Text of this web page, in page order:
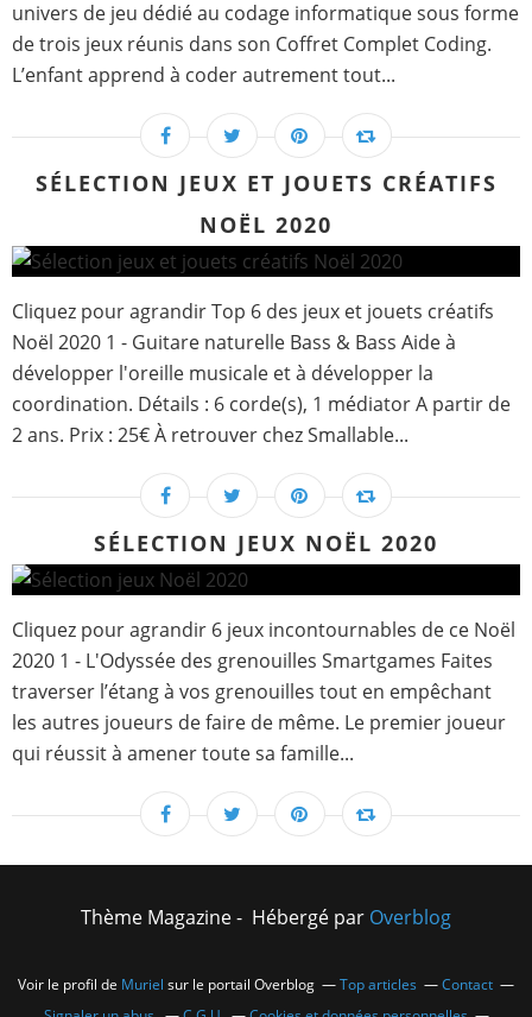
univers de jeu dédié au codage informatique sous forme
de trois jeux réunis dans son Coffret Complet Coding.
L’enfant apprend à coder autrement tout...
SÉLECTION JEUX ET JOUETS CRÉATIFS
NOËL 2020
Cliquez pour agrandir Top 6 des jeux et jouets créatifs
Noël 2020 1 - Guitare naturelle Bass & Bass Aide à
développer l'oreille musicale et à développer la
coordination. Détails : 6 corde(s), 1 médiator A partir de
2 ans. Prix : 25€ À retrouver chez Smallable...
SÉLECTION JEUX NOËL 2020
Cliquez pour agrandir 6 jeux incontournables de ce Noël
2020 1 - L'Odyssée des grenouilles Smartgames Faites
traverser l’étang à vos grenouilles tout en empêchant
les autres joueurs de faire de même. Le premier joueur
qui réussit à amener toute sa famille...
Thème Magazine - Hébergé par Overblog
Voir le profil de Muriel sur le portail Overblog Top articles
Contact